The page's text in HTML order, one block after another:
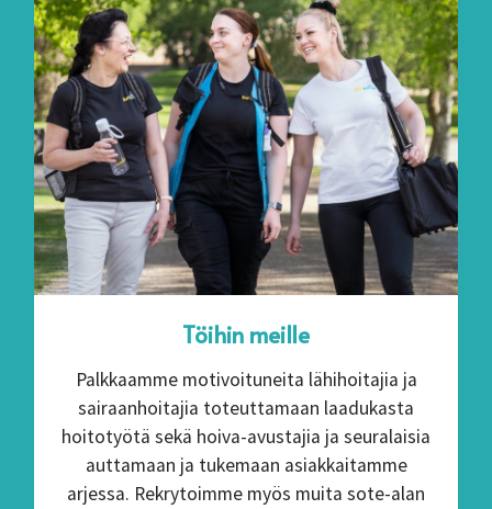
Töihin meille
Palkkaamme motivoituneita lähihoitajia ja
sairaanhoitajia toteuttamaan laadukasta
hoitotyötä sekä hoiva-avustajia ja seuralaisia
auttamaan ja tukemaan asiakkaitamme
arjessa. Rekrytoimme myös muita sote-alan